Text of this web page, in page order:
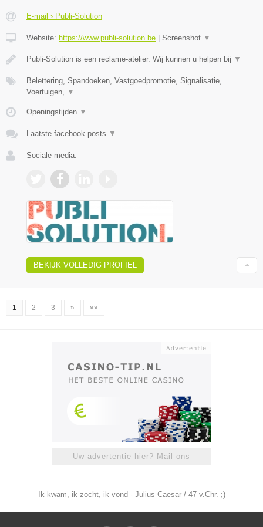
E-mail › Publi-Solution
Website: https://www.publi-solution.be Screenshot ▼
Publi-Solution is een reclame-atelier. Wij kunnen u helpen bij ▼
Belettering, Spandoeken, Vastgoedpromotie, Signalisatie,
Voertuigen, ▼
Openingstijden ▼
Laatste facebook posts ▼
Sociale media:
BEKIJK VOLLEDIG PROFIEL
1 2 3 » »»
Uw advertentie hier? Mail ons
Ik kwam, ik zocht, ik vond - Julius Caesar / 47 v.Chr. ;)